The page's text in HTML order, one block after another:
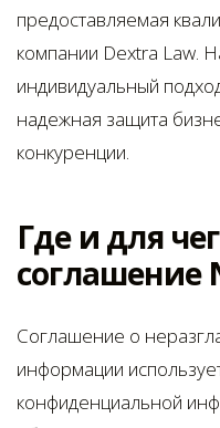
предоставляемая
компании Dextra Law.
индивидуальный
надежная защита
конкуренции.
Где и для
соглашение
Соглашение о
информации
конфиденциальной